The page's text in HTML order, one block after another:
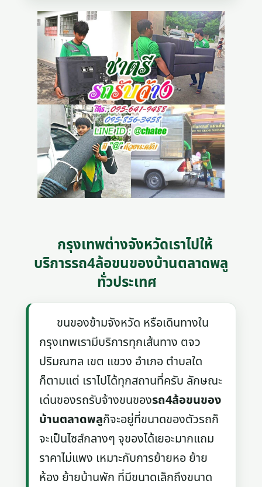
กรุงเทพต่างจังหวัดเราไปให้
บริการรถ4ล้อขนของบ้านตลาดพลู
ทั่วประเทศ
ขนของข้ามจังหวัด หรือเดินทางใน
กรุงเทพเรามีบริการทุกเส้นทาง ตจว
ปริมณฑล เขต แขวง อำเภอ ตำบลใด
ก็ตามแต่ เราไปได้ทุกสถานที่ครับ ลักษณะ
เด่นของรถรับจ้างขนของรถ4ล้อขนของ
บ้านตลาดพลูก็จะอยู่ที่ขนาดของตัวรถก็
จะเป็นไซส์กลางๆ จุของได้เยอะมากแถม
ราคาไม่แพง เหมาะกับการย้ายหอ ย้าย
ห้อง ย้ายบ้านพัก ที่มีขนาดเล็กถึงขนาด